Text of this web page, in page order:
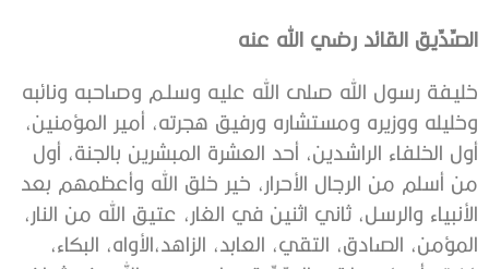
الصِّدِّيق القائد رضي الله عنه
خليفة رسول الله صلى الله عليه وسلـم وصاحبه ونائبه
وخليله ووزيره ومستشاره ورفيق هجرته، أمير المؤمنين،
أول الخلفاء الراشدين، أحد العشرة المبشرين بالجنة، أول
من أسلم من الرجال الأحرار، خير خلق الله وأعظمهم بعد
الأنبياء والرسل، ثاني اثنين في الغار، عتيق الله من النار،
المؤمن، الصادق، التقي، العابد، الزاهد،الأواه، البكاء،